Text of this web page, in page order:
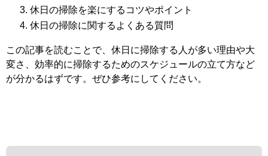
休日の掃除を楽にするコツやポイント
休日の掃除に関するよくある質問
この記事を読むことで、休日に掃除する人が多い理由や大
変さ、効率的に掃除するためのスケジュールの立て方など
が分かるはずです。ぜひ参考にしてください。